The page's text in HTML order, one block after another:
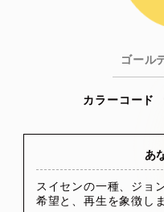
ゴール
カラーコード
あ
スイセンの一種、ジョ
希望と、再生を象徴しま